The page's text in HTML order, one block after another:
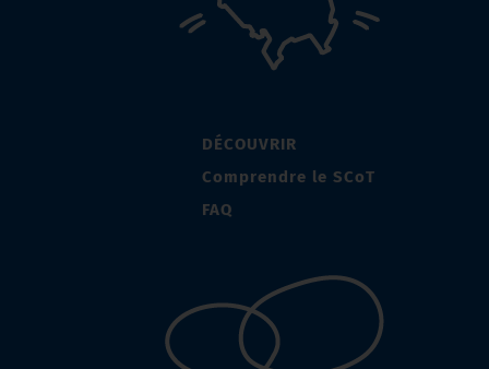
DÉCOUVRIR
Comprendre le SCoT
FAQ